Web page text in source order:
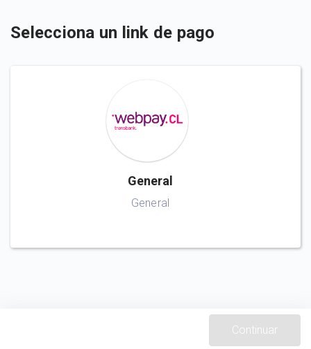
Selecciona un link de pago
General
General
Continuar